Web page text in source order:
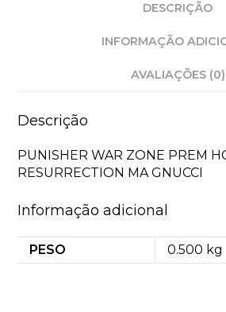
DESCRIÇÃO
INFORMAÇÃO
AVALIAÇÕES (0)
Descrição
PUNISHER WAR ZONE PREM
RESURRECTION MA GNUCCI
Informação adicional
PESO 0.500 kg